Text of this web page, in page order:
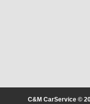
C&M CarService ©